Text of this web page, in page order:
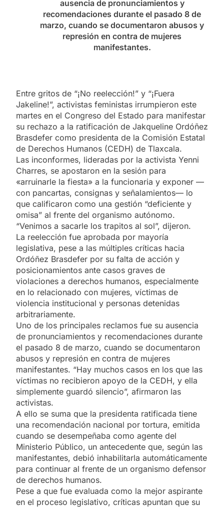
ausencia de pronunciamientos y
recomendaciones durante el pasado 8 de
marzo, cuando se documentaron abusos y
represión en contra de mujeres
manifestantes.
Entre gritos de “¡No reelección!” y “¡Fuera
Jakeline!”, activistas feministas irrumpieron este
martes en el Congreso del Estado para manifestar
su rechazo a la ratificación de Jakqueline Ordóñez
Brasdefer como presidenta de la Comisión Estatal
de Derechos Humanos (CEDH) de Tlaxcala.
Las inconformes, lideradas por la activista Yenni
Charres, se apostaron en la sesión para
«arruinarle la fiesta» a la funcionaria y exponer —
con pancartas, consignas y señalamientos— lo
que calificaron como una gestión “deficiente y
omisa” al frente del organismo autónomo.
“Venimos a sacarle los trapitos al sol”, dijeron.
La reelección fue aprobada por mayoría
legislativa, pese a las múltiples críticas hacia
Ordóñez Brasdefer por su falta de acción y
posicionamientos ante casos graves de
violaciones a derechos humanos, especialmente
en lo relacionado con mujeres, víctimas de
violencia institucional y personas detenidas
arbitrariamente.
Uno de los principales reclamos fue su ausencia
de pronunciamientos y recomendaciones durante
el pasado 8 de marzo, cuando se documentaron
abusos y represión en contra de mujeres
manifestantes. “Hay muchos casos en los que las
víctimas no recibieron apoyo de la CEDH, y ella
simplemente guardó silencio”, afirmaron las
activistas.
A ello se suma que la presidenta ratificada tiene
una recomendación nacional por tortura, emitida
cuando se desempeñaba como agente del
Ministerio Público, un antecedente que, según las
manifestantes, debió inhabilitarla automáticamente
para continuar al frente de un organismo defensor
de derechos humanos.
Pese a que fue evaluada como la mejor aspirante
en el proceso legislativo, críticas apuntan que su